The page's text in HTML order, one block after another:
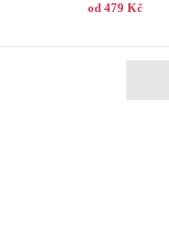
od 479 Kč